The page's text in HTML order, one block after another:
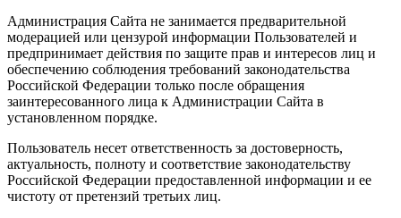
Администрация Сайта не занимается предварительной
модерацией или цензурой информации Пользователей и
предпринимает действия по защите прав и интересов лиц и
обеспечению соблюдения требований законодательства
Российской Федерации только после обращения
заинтересованного лица к Администрации Сайта в
установленном порядке.
Пользователь несет ответственность за достоверность,
актуальность, полноту и соответствие законодательству
Российской Федерации предоставленной информации и ее
чистоту от претензий третьих лиц.